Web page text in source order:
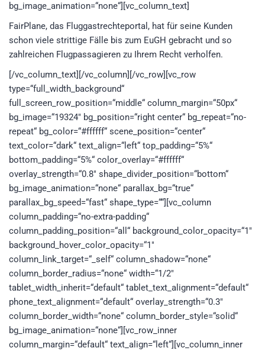
bg_image_animation=“none“][vc_column_text]
FairPlane, das Fluggastrechteportal, hat für seine Kunden
schon viele strittige Fälle bis zum EuGH gebracht und so
zahlreichen Flugpassagieren zu Ihrem Recht verholfen.
[/vc_column_text][/vc_column][/vc_row][vc_row
type=“full_width_background“
full_screen_row_position=“middle“ column_margin=“50px“
bg_image=“19324″ bg_position=“right center“ bg_repeat=“no-
repeat“ bg_color=“#ffffff“ scene_position=“center“
text_color=“dark“ text_align=“left“ top_padding=“5%“
bottom_padding=“5%“ color_overlay=“#ffffff“
overlay_strength=“0.8″ shape_divider_position=“bottom“
bg_image_animation=“none“ parallax_bg=“true“
parallax_bg_speed=“fast“ shape_type=““][vc_column
column_padding=“no-extra-padding“
column_padding_position=“all“ background_color_opacity=“1″
background_hover_color_opacity=“1″
column_link_target=“_self“ column_shadow=“none“
column_border_radius=“none“ width=“1/2″
tablet_width_inherit=“default“ tablet_text_alignment=“default“
phone_text_alignment=“default“ overlay_strength=“0.3″
column_border_width=“none“ column_border_style=“solid“
bg_image_animation=“none“][vc_row_inner
column_margin=“default“ text_align=“left“][vc_column_inner